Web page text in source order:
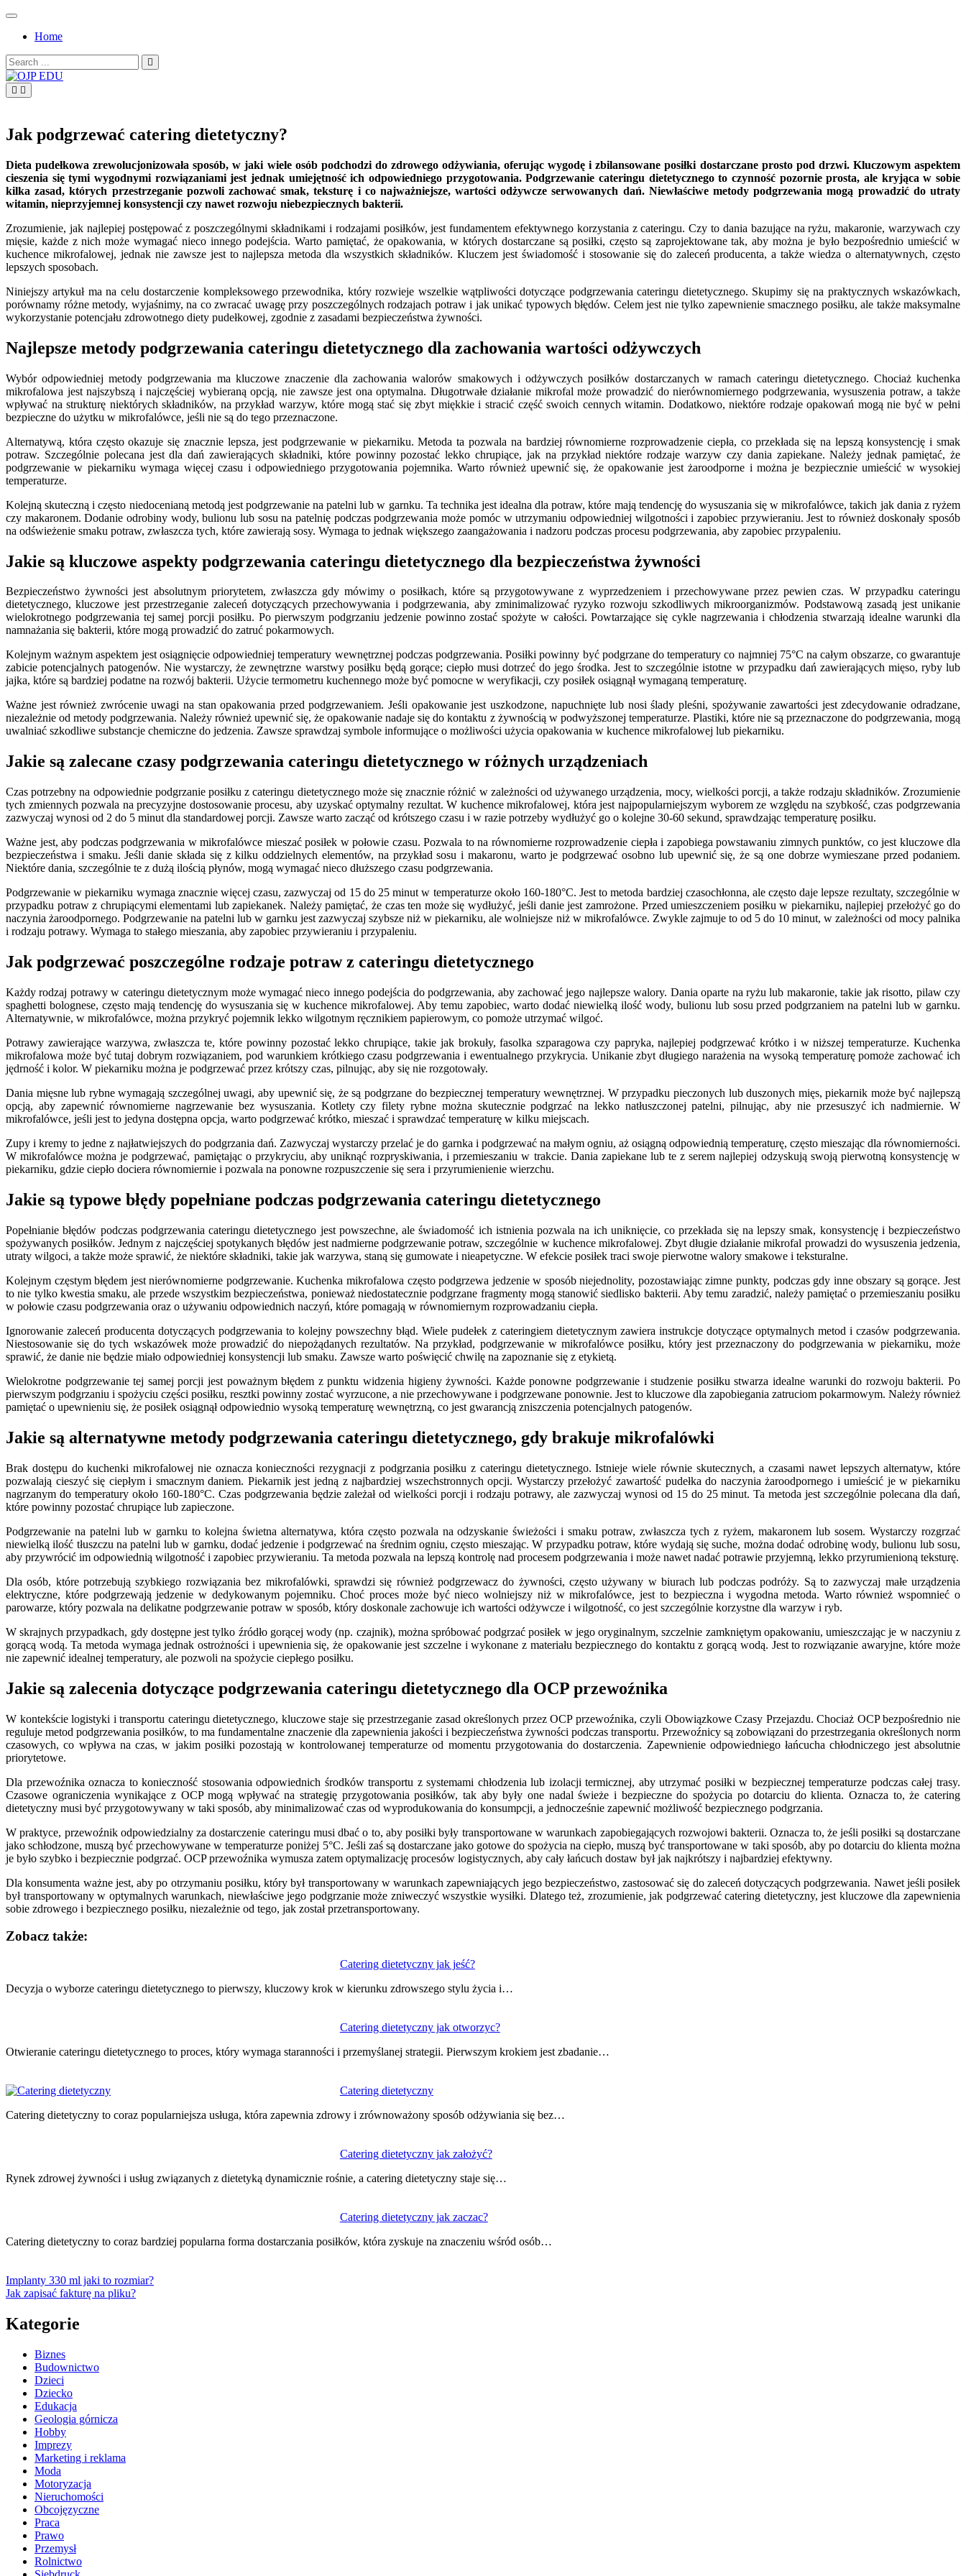
Skip
contentHome
Search
for:
Jak podgrzewać catering dietetyczny?
Dieta pudełkowa zrewolucjonizowała sposób, w jaki wiele osób podchodzi do zdrowego odżywiania, oferując wygodę i zbilansowane posiłki dostarczane prosto pod drzwi. Kluczowym aspektem
cieszenia się tymi wygodnymi rozwiązaniami jest jednak umiejętność ich odpowiedniego przygotowania. Podgrzewanie cateringu dietetycznego to czynność pozornie prosta, ale kryjąca w sobie
kilka zasad, których przestrzeganie pozwoli zachować smak, teksturę i co najważniejsze, wartości odżywcze serwowanych dań. Niewłaściwe metody podgrzewania mogą prowadzić do utraty
witamin, nieprzyjemnej konsystencji czy nawet rozwoju niebezpiecznych bakterii.
Zrozumienie, jak najlepiej postępować z poszczególnymi składnikami i rodzajami posiłków, jest fundamentem efektywnego korzystania z cateringu. Czy to dania bazujące na ryżu, makaronie, warzywach czy
mięsie, każde z nich może wymagać nieco innego podejścia. Warto pamiętać, że opakowania, w których dostarczane są posiłki, często są zaprojektowane tak, aby można je było bezpośrednio umieścić w
kuchence mikrofalowej, jednak nie zawsze jest to najlepsza metoda dla wszystkich składników. Kluczem jest świadomość i stosowanie się do zaleceń producenta, a także wiedza o alternatywnych, często
lepszych sposobach.
Niniejszy artykuł ma na celu dostarczenie kompleksowego przewodnika, który rozwieje wszelkie wątpliwości dotyczące podgrzewania cateringu dietetycznego. Skupimy się na praktycznych wskazówkach,
porównamy różne metody, wyjaśnimy, na co zwracać uwagę przy poszczególnych rodzajach potraw i jak unikać typowych błędów. Celem jest nie tylko zapewnienie smacznego posiłku, ale także maksymalne
wykorzystanie potencjału zdrowotnego diety pudełkowej, zgodnie z zasadami bezpieczeństwa żywności.
Najlepsze metody podgrzewania cateringu dietetycznego dla zachowania wartości odżywczych
Wybór odpowiedniej metody podgrzewania ma kluczowe znaczenie dla zachowania walorów smakowych i odżywczych posiłków dostarczanych w ramach cateringu dietetycznego. Chociaż kuchenka
mikrofalowa jest najszybszą i najczęściej wybieraną opcją, nie zawsze jest ona optymalna. Długotrwałe działanie mikrofal może prowadzić do nierównomiernego podgrzewania, wysuszenia potraw, a także
wpływać na strukturę niektórych składników, na przykład warzyw, które mogą stać się zbyt miękkie i stracić część swoich cennych witamin. Dodatkowo, niektóre rodzaje opakowań mogą nie być w pełni
bezpieczne do użytku w mikrofalówce, jeśli nie są do tego przeznaczone.
Alternatywą, która często okazuje się znacznie lepsza, jest podgrzewanie w piekarniku. Metoda ta pozwala na bardziej równomierne rozprowadzenie ciepła, co przekłada się na lepszą konsystencję i smak
potraw. Szczególnie polecana jest dla dań zawierających składniki, które powinny pozostać lekko chrupiące, jak na przykład niektóre rodzaje warzyw czy dania zapiekane. Należy jednak pamiętać, że
podgrzewanie w piekarniku wymaga więcej czasu i odpowiedniego przygotowania pojemnika. Warto również upewnić się, że opakowanie jest żaroodporne i można je bezpiecznie umieścić w wysokiej
temperaturze.
Kolejną skuteczną i często niedocenianą metodą jest podgrzewanie na patelni lub w garnku. Ta technika jest idealna dla potraw, które mają tendencję do wysuszania się w mikrofalówce, takich jak dania z ryżem
czy makaronem. Dodanie odrobiny wody, bulionu lub sosu na patelnię podczas podgrzewania może pomóc w utrzymaniu odpowiedniej wilgotności i zapobiec przywieraniu. Jest to również doskonały sposób
na odświeżenie smaku potraw, zwłaszcza tych, które zawierają sosy. Wymaga to jednak większego zaangażowania i nadzoru podczas procesu podgrzewania, aby zapobiec przypaleniu.
Jakie są kluczowe aspekty podgrzewania cateringu dietetycznego dla bezpieczeństwa żywności
Bezpieczeństwo żywności jest absolutnym priorytetem, zwłaszcza gdy mówimy o posiłkach, które są przygotowywane z wyprzedzeniem i przechowywane przez pewien czas. W przypadku cateringu
dietetycznego, kluczowe jest przestrzeganie zaleceń dotyczących przechowywania i podgrzewania, aby zminimalizować ryzyko rozwoju szkodliwych mikroorganizmów. Podstawową zasadą jest unikanie
wielokrotnego podgrzewania tej samej porcji posiłku. Po pierwszym podgrzaniu jedzenie powinno zostać spożyte w całości. Powtarzające się cykle nagrzewania i chłodzenia stwarzają idealne warunki dla
namnażania się bakterii, które mogą prowadzić do zatruć pokarmowych.
Kolejnym ważnym aspektem jest osiągnięcie odpowiedniej temperatury wewnętrznej podczas podgrzewania. Posiłki powinny być podgrzane do temperatury co najmniej 75°C na całym obszarze, co gwarantuje
zabicie potencjalnych patogenów. Nie wystarczy, że zewnętrzne warstwy posiłku będą gorące; ciepło musi dotrzeć do jego środka. Jest to szczególnie istotne w przypadku dań zawierających mięso, ryby lub
jajka, które są bardziej podatne na rozwój bakterii. Użycie termometru kuchennego może być pomocne w weryfikacji, czy posiłek osiągnął wymaganą temperaturę.
Ważne jest również zwrócenie uwagi na stan opakowania przed podgrzewaniem. Jeśli opakowanie jest uszkodzone, napuchnięte lub nosi ślady pleśni, spożywanie zawartości jest zdecydowanie odradzane,
niezależnie od metody podgrzewania. Należy również upewnić się, że opakowanie nadaje się do kontaktu z żywnością w podwyższonej temperaturze. Plastiki, które nie są przeznaczone do podgrzewania, mogą
uwalniać szkodliwe substancje chemiczne do jedzenia. Zawsze sprawdzaj symbole informujące o możliwości użycia opakowania w kuchence mikrofalowej lub piekarniku.
Jakie są zalecane czasy podgrzewania cateringu dietetycznego w różnych urządzeniach
Czas potrzebny na odpowiednie podgrzanie posiłku z cateringu dietetycznego może się znacznie różnić w zależności od używanego urządzenia, mocy, wielkości porcji, a także rodzaju składników. Zrozumienie
tych zmiennych pozwala na precyzyjne dostosowanie procesu, aby uzyskać optymalny rezultat. W kuchence mikrofalowej, która jest najpopularniejszym wyborem ze względu na szybkość, czas podgrzewania
zazwyczaj wynosi od 2 do 5 minut dla standardowej porcji. Zawsze warto zacząć od krótszego czasu i w razie potrzeby wydłużyć go o kolejne 30-60 sekund, sprawdzając temperaturę posiłku.
Ważne jest, aby podczas podgrzewania w mikrofalówce mieszać posiłek w połowie czasu. Pozwala to na równomierne rozprowadzenie ciepła i zapobiega powstawaniu zimnych punktów, co jest kluczowe dla
bezpieczeństwa i smaku. Jeśli danie składa się z kilku oddzielnych elementów, na przykład sosu i makaronu, warto je podgrzewać osobno lub upewnić się, że są one dobrze wymieszane przed podaniem.
Niektóre dania, szczególnie te z dużą ilością płynów, mogą wymagać nieco dłuższego czasu podgrzewania.
Podgrzewanie w piekarniku wymaga znacznie więcej czasu, zazwyczaj od 15 do 25 minut w temperaturze około 160-180°C. Jest to metoda bardziej czasochłonna, ale często daje lepsze rezultaty, szczególnie w
przypadku potraw z chrupiącymi elementami lub zapiekanek. Należy pamiętać, że czas ten może się wydłużyć, jeśli danie jest zamrożone. Przed umieszczeniem posiłku w piekarniku, najlepiej przełożyć go do
naczynia żaroodpornego. Podgrzewanie na patelni lub w garnku jest zazwyczaj szybsze niż w piekarniku, ale wolniejsze niż w mikrofalówce. Zwykle zajmuje to od 5 do 10 minut, w zależności od mocy palnika
i rodzaju potrawy. Wymaga to stałego mieszania, aby zapobiec przywieraniu i przypaleniu.
Jak podgrzewać poszczególne rodzaje potraw z cateringu dietetycznego
Każdy rodzaj potrawy w cateringu dietetycznym może wymagać nieco innego podejścia do podgrzewania, aby zachować jego najlepsze walory. Dania oparte na ryżu lub makaronie, takie jak risotto, pilaw czy
spaghetti bolognese, często mają tendencję do wysuszania się w kuchence mikrofalowej. Aby temu zapobiec, warto dodać niewielką ilość wody, bulionu lub sosu przed podgrzaniem na patelni lub w garnku.
Alternatywnie, w mikrofalówce, można przykryć pojemnik lekko wilgotnym ręcznikiem papierowym, co pomoże utrzymać wilgoć.
Potrawy zawierające warzywa, zwłaszcza te, które powinny pozostać lekko chrupiące, takie jak brokuły, fasolka szparagowa czy papryka, najlepiej podgrzewać krótko i w niższej temperaturze. Kuchenka
mikrofalowa może być tutaj dobrym rozwiązaniem, pod warunkiem krótkiego czasu podgrzewania i ewentualnego przykrycia. Unikanie zbyt długiego narażenia na wysoką temperaturę pomoże zachować ich
jędrność i kolor. W piekarniku można je podgrzewać przez krótszy czas, pilnując, aby się nie rozgotowały.
Dania mięsne lub rybne wymagają szczególnej uwagi, aby upewnić się, że są podgrzane do bezpiecznej temperatury wewnętrznej. W przypadku pieczonych lub duszonych mięs, piekarnik może być najlepszą
opcją, aby zapewnić równomierne nagrzewanie bez wysuszania. Kotlety czy filety rybne można skutecznie podgrzać na lekko natłuszczonej patelni, pilnując, aby nie przesuszyć ich nadmiernie. W
mikrofalówce, jeśli jest to jedyna dostępna opcja, warto podgrzewać krótko, mieszać i sprawdzać temperaturę w kilku miejscach.
Zupy i kremy to jedne z najłatwiejszych do podgrzania dań. Zazwyczaj wystarczy przelać je do garnka i podgrzewać na małym ogniu, aż osiągną odpowiednią temperaturę, często mieszając dla równomierności.
W mikrofalówce można je podgrzewać, pamiętając o przykryciu, aby uniknąć rozpryskiwania, i przemieszaniu w trakcie. Dania zapiekane lub te z serem najlepiej odzyskują swoją pierwotną konsystencję w
piekarniku, gdzie ciepło dociera równomiernie i pozwala na ponowne rozpuszczenie się sera i przyrumienienie wierzchu.
Jakie są typowe błędy popełniane podczas podgrzewania cateringu dietetycznego
Popełnianie błędów podczas podgrzewania cateringu dietetycznego jest powszechne, ale świadomość ich istnienia pozwala na ich uniknięcie, co przekłada się na lepszy smak, konsystencję i bezpieczeństwo
spożywanych posiłków. Jednym z najczęściej spotykanych błędów jest nadmierne podgrzewanie potraw, szczególnie w kuchence mikrofalowej. Zbyt długie działanie mikrofal prowadzi do wysuszenia jedzenia,
utraty wilgoci, a także może sprawić, że niektóre składniki, takie jak warzywa, staną się gumowate i nieapetyczne. W efekcie posiłek traci swoje pierwotne walory smakowe i teksturalne.
Kolejnym częstym błędem jest nierównomierne podgrzewanie. Kuchenka mikrofalowa często podgrzewa jedzenie w sposób niejednolity, pozostawiając zimne punkty, podczas gdy inne obszary są gorące. Jest
to nie tylko kwestia smaku, ale przede wszystkim bezpieczeństwa, ponieważ niedostatecznie podgrzane fragmenty mogą stanowić siedlisko bakterii. Aby temu zaradzić, należy pamiętać o przemieszaniu posiłku
w połowie czasu podgrzewania oraz o używaniu odpowiednich naczyń, które pomagają w równomiernym rozprowadzaniu ciepła.
Ignorowanie zaleceń producenta dotyczących podgrzewania to kolejny powszechny błąd. Wiele pudełek z cateringiem dietetycznym zawiera instrukcje dotyczące optymalnych metod i czasów podgrzewania.
Niestosowanie się do tych wskazówek może prowadzić do niepożądanych rezultatów. Na przykład, podgrzewanie w mikrofalówce posiłku, który jest przeznaczony do podgrzewania w piekarniku, może
sprawić, że danie nie będzie miało odpowiedniej konsystencji lub smaku. Zawsze warto poświęcić chwilę na zapoznanie się z etykietą.
Wielokrotne podgrzewanie tej samej porcji jest poważnym błędem z punktu widzenia higieny żywności. Każde ponowne podgrzewanie i studzenie posiłku stwarza idealne warunki do rozwoju bakterii. Po
pierwszym podgrzaniu i spożyciu części posiłku, resztki powinny zostać wyrzucone, a nie przechowywane i podgrzewane ponownie. Jest to kluczowe dla zapobiegania zatruciom pokarmowym. Należy również
pamiętać o upewnieniu się, że posiłek osiągnął odpowiednio wysoką temperaturę wewnętrzną, co jest gwarancją zniszczenia potencjalnych patogenów.
Jakie są alternatywne metody podgrzewania cateringu dietetycznego, gdy brakuje mikrofalówki
Brak dostępu do kuchenki mikrofalowej nie oznacza konieczności rezygnacji z podgrzania posiłku z cateringu dietetycznego. Istnieje wiele równie skutecznych, a czasami nawet lepszych alternatyw, które
pozwalają cieszyć się ciepłym i smacznym daniem. Piekarnik jest jedną z najbardziej wszechstronnych opcji. Wystarczy przełożyć zawartość pudełka do naczynia żaroodpornego i umieścić je w piekarniku
nagrzanym do temperatury około 160-180°C. Czas podgrzewania będzie zależał od wielkości porcji i rodzaju potrawy, ale zazwyczaj wynosi od 15 do 25 minut. Ta metoda jest szczególnie polecana dla dań,
które powinny pozostać chrupiące lub zapieczone.
Podgrzewanie na patelni lub w garnku to kolejna świetna alternatywa, która często pozwala na odzyskanie świeżości i smaku potraw, zwłaszcza tych z ryżem, makaronem lub sosem. Wystarczy rozgrzać
niewielką ilość tłuszczu na patelni lub w garnku, dodać jedzenie i podgrzewać na średnim ogniu, często mieszając. W przypadku potraw, które wydają się suche, można dodać odrobinę wody, bulionu lub sosu,
aby przywrócić im odpowiednią wilgotność i zapobiec przywieraniu. Ta metoda pozwala na lepszą kontrolę nad procesem podgrzewania i może nawet nadać potrawie przyjemną, lekko przyrumienioną teksturę.
Dla osób, które potrzebują szybkiego rozwiązania bez mikrofalówki, sprawdzi się również podgrzewacz do żywności, często używany w biurach lub podczas podróży. Są to zazwyczaj małe urządzenia
elektryczne, które podgrzewają jedzenie w dedykowanym pojemniku. Choć proces może być nieco wolniejszy niż w mikrofalówce, jest to bezpieczna i wygodna metoda. Warto również wspomnieć o
parowarze, który pozwala na delikatne podgrzewanie potraw w sposób, który doskonale zachowuje ich wartości odżywcze i wilgotność, co jest szczególnie korzystne dla warzyw i ryb.
W skrajnych przypadkach, gdy dostępne jest tylko źródło gorącej wody (np. czajnik), można spróbować podgrzać posiłek w jego oryginalnym, szczelnie zamkniętym opakowaniu, umieszczając je w naczyniu z
gorącą wodą. Ta metoda wymaga jednak ostrożności i upewnienia się, że opakowanie jest szczelne i wykonane z materiału bezpiecznego do kontaktu z gorącą wodą. Jest to rozwiązanie awaryjne, które może
nie zapewnić idealnej temperatury, ale pozwoli na spożycie ciepłego posiłku.
Jakie są zalecenia dotyczące podgrzewania cateringu dietetycznego dla OCP przewoźnika
W kontekście logistyki i transportu cateringu dietetycznego, kluczowe staje się przestrzeganie zasad określonych przez OCP przewoźnika, czyli Obowiązkowe Czasy Przejazdu. Chociaż OCP bezpośrednio nie
reguluje metod podgrzewania posiłków, to ma fundamentalne znaczenie dla zapewnienia jakości i bezpieczeństwa żywności podczas transportu. Przewoźnicy są zobowiązani do przestrzegania określonych norm
czasowych, co wpływa na czas, w jakim posiłki pozostają w kontrolowanej temperaturze od momentu przygotowania do dostarczenia. Zapewnienie odpowiedniego łańcucha chłodniczego jest absolutnie
priorytetowe.
Dla przewoźnika oznacza to konieczność stosowania odpowiednich środków transportu z systemami chłodzenia lub izolacji termicznej, aby utrzymać posiłki w bezpiecznej temperaturze podczas całej trasy.
Czasowe ograniczenia wynikające z OCP mogą wpływać na strategię przygotowania posiłków, tak aby były one nadal świeże i bezpieczne do spożycia po dotarciu do klienta. Oznacza to, że catering
dietetyczny musi być przygotowywany w taki sposób, aby minimalizować czas od wyprodukowania do konsumpcji, a jednocześnie zapewnić możliwość bezpiecznego podgrzania.
W praktyce, przewoźnik odpowiedzialny za dostarczenie cateringu musi dbać o to, aby posiłki były transportowane w warunkach zapobiegających rozwojowi bakterii. Oznacza to, że jeśli posiłki są dostarczane
jako schłodzone, muszą być przechowywane w temperaturze poniżej 5°C. Jeśli zaś są dostarczane jako gotowe do spożycia na ciepło, muszą być transportowane w taki sposób, aby po dotarciu do klienta można
je było szybko i bezpiecznie podgrzać. OCP przewoźnika wymusza zatem optymalizację procesów logistycznych, aby cały łańcuch dostaw był jak najkrótszy i najbardziej efektywny.
Dla konsumenta ważne jest, aby po otrzymaniu posiłku, który był transportowany w warunkach zapewniających jego bezpieczeństwo, zastosować się do zaleceń dotyczących podgrzewania. Nawet jeśli posiłek
był transportowany w optymalnych warunkach, niewłaściwe jego podgrzanie może zniweczyć wszystkie wysiłki. Dlatego też, zrozumienie, jak podgrzewać catering dietetyczny, jest kluczowe dla zapewnienia
sobie zdrowego i bezpiecznego posiłku, niezależnie od tego, jak został przetransportowany.
Zobacz także:
Catering dietetyczny jak jeść?
Decyzja o wyborze cateringu dietetycznego to pierwszy, kluczowy krok w kierunku zdrowszego stylu życia i…
Catering dietetyczny jak otworzyc?
Otwieranie cateringu dietetycznego to proces, który wymaga staranności i przemyślanej strategii. Pierwszym krokiem jest zbadanie…
Catering dietetyczny
Catering dietetyczny to coraz popularniejsza usługa, która zapewnia zdrowy i zrównoważony sposób odżywiania się bez…
Catering dietetyczny jak założyć?
Rynek zdrowej żywności i usług związanych z dietetyką dynamicznie rośnie, a catering dietetyczny staje się…
Catering dietetyczny jak zaczac?
Catering dietetyczny to coraz bardziej popularna forma dostarczania posiłków, która zyskuje na znaczeniu wśród osób…
wpisu
Implanty 330 ml jaki to rozmiar?
Jak zapisać fakturę na pliku?
Kategorie
Biznes
Budownictwo
Dzieci
Dziecko
Edukacja
Geologia górnicza
Hobby
Imprezy
Marketing i reklama
Moda
Motoryzacja
Nieruchomości
Obcojęzyczne
Praca
Prawo
Przemysł
Rolnictwo